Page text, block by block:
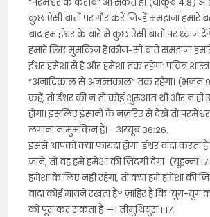
कुछ ऐसी बातों पर गौर करें जिन्हें समझना हमारे
बाद हम ईश्वर के बारे में कुछ ऐसी बातों पर ध्यान
हमारे लिए मुमकिन है।कौन-सी बातें समझना
ईश्वर हमेशा से है और हमेशा तक रहेगा: पवित्र
“अनादिकाल से अनन्तकाल” तक रहेगा। (भजन
कहें, तो ईश्वर की न तो कोई शुरूआत थी और न
होगा। इसलिए इंसानों के नज़रिए से देखें तो परमेश्वर
लगाना नामुमकिन है।—अय्यूब 36:26.
इससे आपको क्या फायदा होगा: ईश्वर वादा
जानें, तो वह हमें हमेशा की ज़िंदगी देगा। (यूहन्ना
हमेशा के लिए नहीं रहेगा, तो क्या हमें हमेशा की
वादा कोई मायने रखता है? ज़ाहिर है कि ‘युग-युग
को पूरा कर सकता है।—1 तीमुथियुस 1:17.